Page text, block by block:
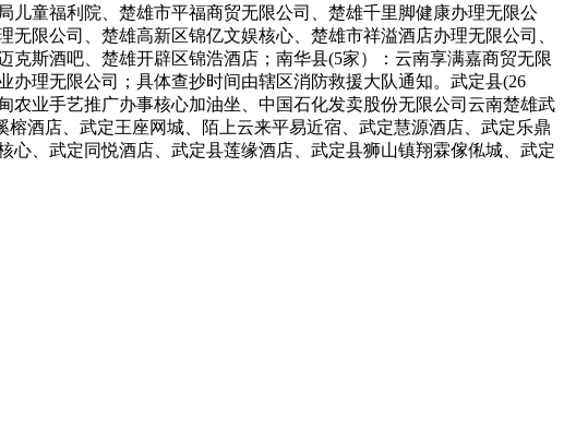
童福利院、楚雄市平福商贸无限公司、楚雄千里脚健康办理无限公
限公司、楚雄高新区锦亿文娱核心、楚雄市祥溢酒店办理无限公司、
斯酒吧、楚雄开辟区锦浩酒店；南华县(5家）：云南享满嘉商贸无限
理无限公司；具体查抄时间由辖区消防救援大队通知。武定县(26
业手艺推广办事核心加油坐、中国石化发卖股份无限公司云南楚雄武
酒店、武定王座网城、陌上云来平易近宿、武定慧源酒店、武定乐鼎
、武定同悦酒店、武定县莲缘酒店、武定县狮山镇翔霖傢俬城、武定